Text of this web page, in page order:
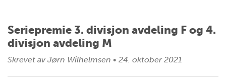
Seriepremie 3. divisjon avdeling F og 4.
divisjon avdeling M
Skrevet av Jørn Wilhelmsen • 24. oktober 2021